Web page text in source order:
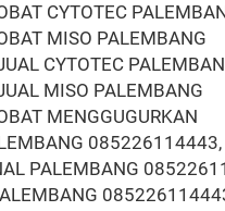
CYTOTEC
MISO PALEMBANG
CYTOTEC
MISO PALEMBANG
MENGGUGURKAN
PALEMBANG